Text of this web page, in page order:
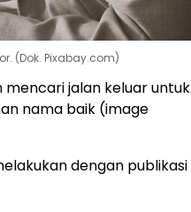
(Dok. Pixabay.com)
mencari jalan keluar untuk
nama baik (image
dengan publikasi